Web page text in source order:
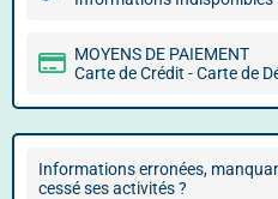
MOYENS DE PAIEMENT
Carte de Crédit - Carte de
Informations erronées,
cessé ses activités ?